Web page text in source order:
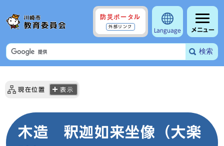
防災ポータル
外部リンク
Language メニュー
検索
現在位置 表示
木造 釈迦如来坐像（大楽